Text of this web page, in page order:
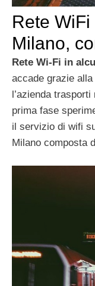
Rete
Milano,
Rete Wi-Fi in
accade grazie
l’azienda
prima fase
il servizio di wifi
Milano composta